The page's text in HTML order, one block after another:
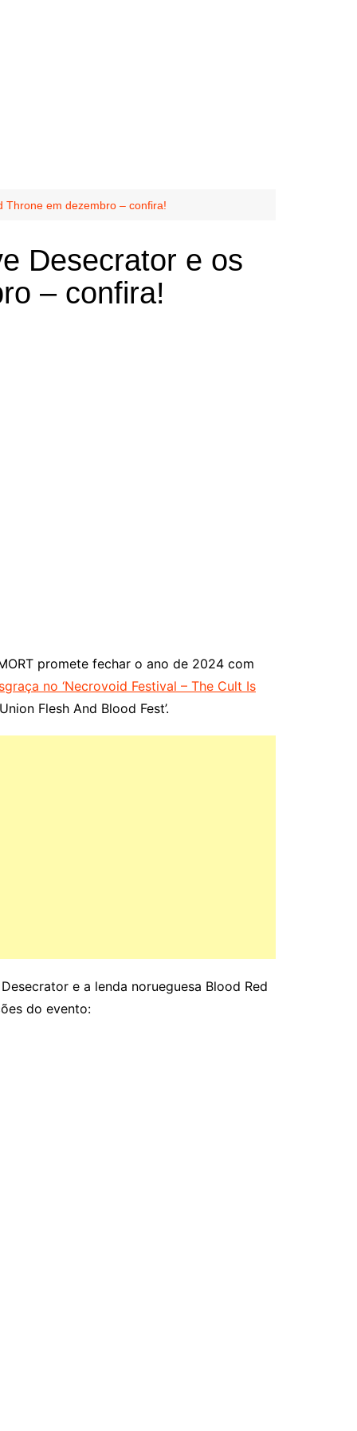
Throne em dezembro – confira!
Desecrator e os
– confira!
promete fechar o ano de 2024 com
no ‘Necrovoid Festival – The Cult Is
Flesh And Blood Fest’.
e a lenda norueguesa Blood Red
do evento: